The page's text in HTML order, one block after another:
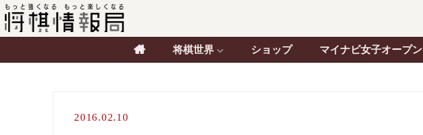
将棋世界 ショップ マイナビ女子オープン
2016.02.10